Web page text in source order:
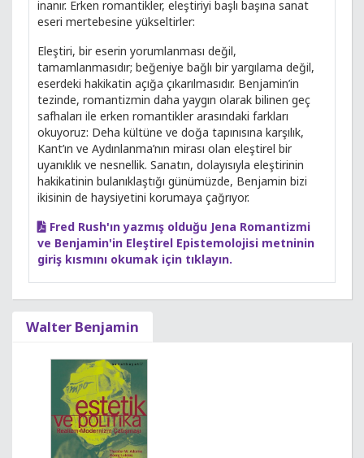
inanır. Erken romantikler, eleştiriyi başlı başına sanat
eseri mertebesine yükseltirler:
Eleştiri, bir eserin yorumlanması değil,
tamamlanmasıdır; beğeniye bağlı bir yargılama değil,
eserdeki hakikatin açığa çıkarılmasıdır. Benjamin’in
tezinde, romantizmin daha yaygın olarak bilinen geç
safhaları ile erken romantikler arasındaki farkları
okuyoruz: Deha kültüne ve doğa tapınısına karşılık,
Kant’ın ve Aydınlanma’nın mirası olan eleştirel bir
uyanıklık ve nesnellik. Sanatın, dolayısıyla eleştirinin
hakikatinin bulanıklaştığı günümüzde, Benjamin bizi
ikisinin de haysiyetini korumaya çağrıyor.
Fred Rush'ın yazmış olduğu Jena Romantizmi
ve Benjamin'in Eleştirel Epistemolojisi metninin
giriş kısmını okumak için tıklayın.
Walter Benjamin